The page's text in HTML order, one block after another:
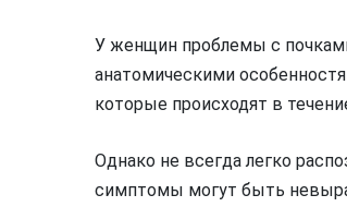
У женщин проблемы с
анатомическими
которые происходят в
Однако не всегда легко
симптомы могут быть